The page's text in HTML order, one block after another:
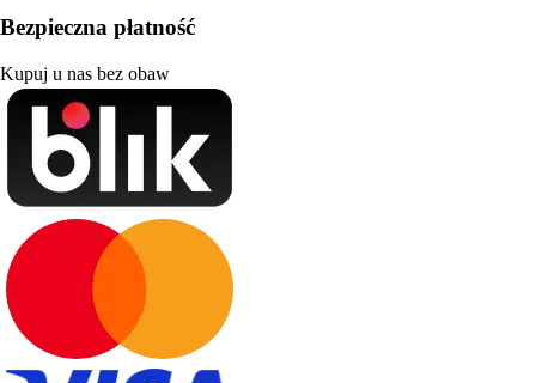
Bezpieczna płatność
Kupuj u nas bez obaw